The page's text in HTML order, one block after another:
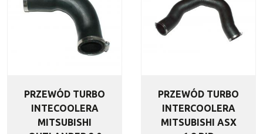
PRZEWÓD TURBO
INTECOOLERA
MITSUBISHI
PRZEWÓD TURBO
INTERCOOLERA
MITSUBISHI ASX